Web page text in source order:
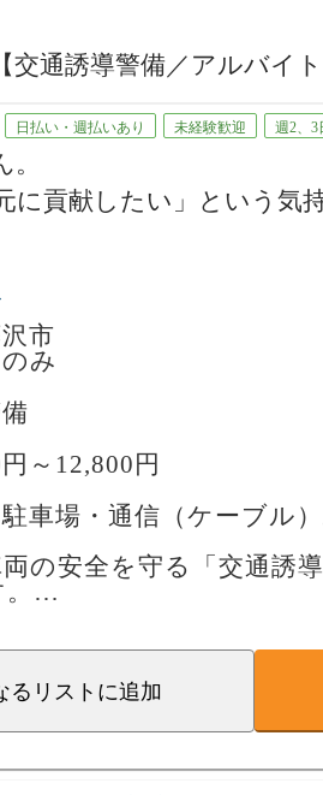
新宿・町田エリアを中
限り自宅近くの現場を
直帰可能。
スタッフ活躍中
て」という方も多数在
通誘導警備／アルバイ
日払い・週払いあり 未経験歓迎 週2、3
貢献したい」という気
いという想いから立ち上
心を支えるやりがいを感
ッフも多く、
ける体制を整えています。
い」
一緒に働けることを楽し
。
市
み
～12,800円
車場・通信（ケーブル
の安全を守る「交通誘
導・進行サポート
事です。
るリスト に追加